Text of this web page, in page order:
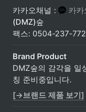
카카오채널 :
카
(DMZ)숲
팩스: 0504-237-
Brand Product
DMZ숲의 감각을 일
칭 준비중입니다.
[→브랜드 제품 보기]